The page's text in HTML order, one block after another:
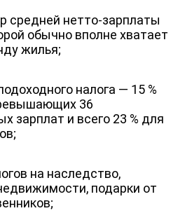
средней нетто-зарплаты
обычно вполне хватает
жилья;
налога — 15 %
36
зарплат и всего 23 % для
на наследство,
подарки от